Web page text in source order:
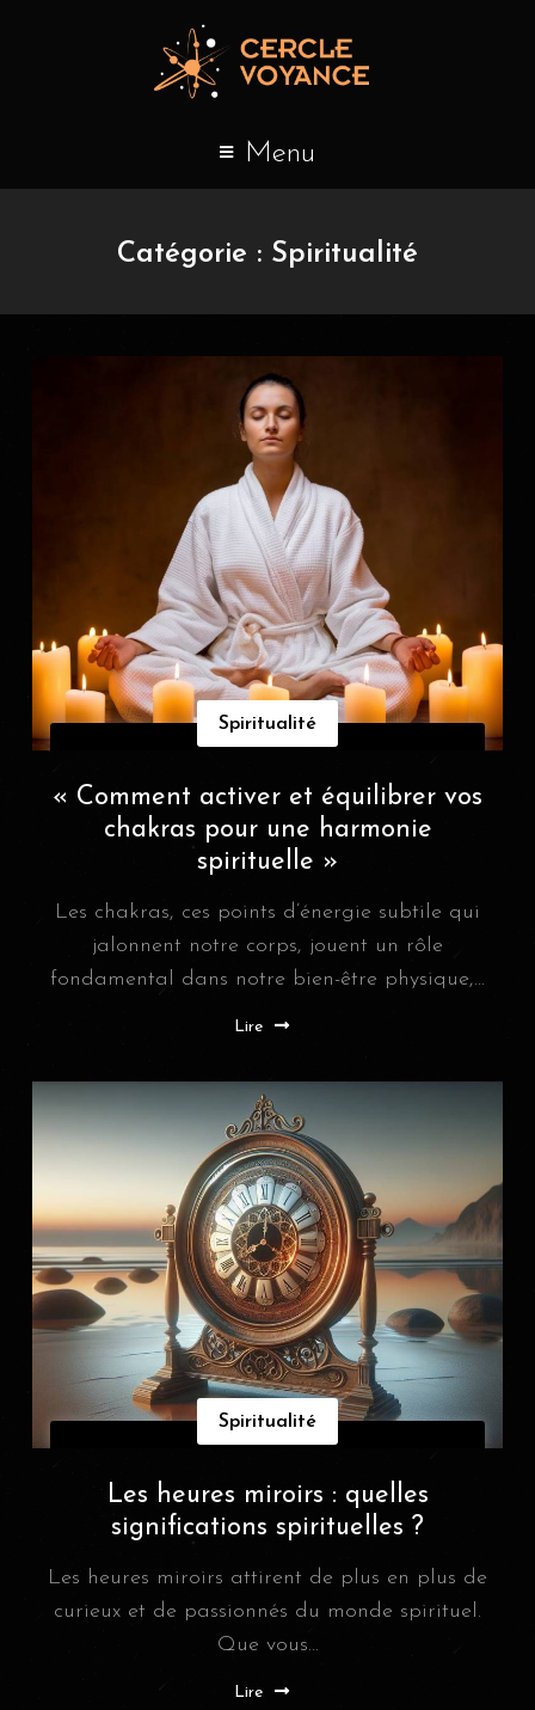
Menu
Catégorie : Spiritualité
Spiritualité
« Comment activer et équilibrer vos
chakras pour une harmonie
spirituelle »
Les chakras, ces points d’énergie subtile qui
jalonnent notre corps, jouent un rôle
fondamental dans notre bien-être physique,...
Lire
Spiritualité
Les heures miroirs : quelles
significations spirituelles ?
Les heures miroirs attirent de plus en plus de
curieux et de passionnés du monde spirituel.
Que vous...
Lire